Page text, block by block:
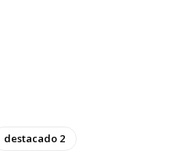
destacado 2